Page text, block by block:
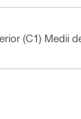
(C1) Medii